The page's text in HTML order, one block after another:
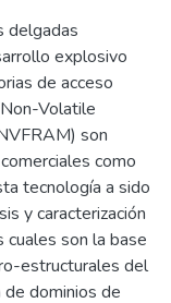
delgadas
explosivo
de acceso
Volatile
son
como
tecnología a sido
y caracterización
son la base
estructurales del
de dominios de